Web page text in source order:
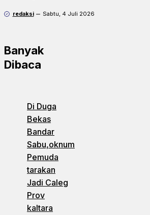
redaksi Sabtu, 4 Juli 2026
Banyak
Dibaca
Di Duga
Bekas
Bandar
Sabu,oknum
Pemuda
tarakan
Jadi Caleg
Prov
kaltara